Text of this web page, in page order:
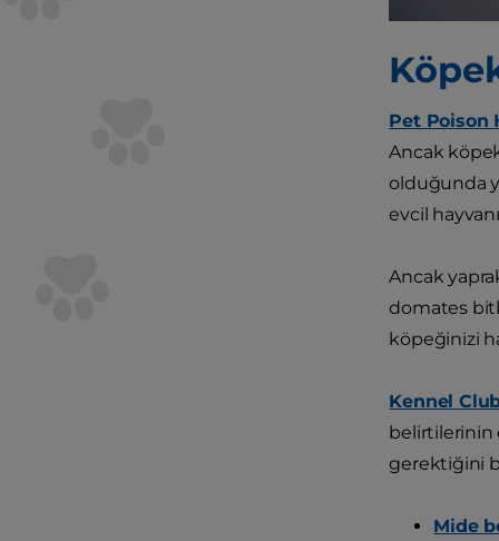
Pet Poison
Ancak
olduğunda
evcil
Ancak
domates
köpeğinizi
Kennel
belirtilerinin
gerektiğini
Mide